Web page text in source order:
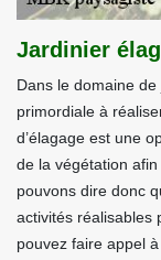
Jardinier
Dans le domaine
primordiale à
d’élagage est une
de la végétation
pouvons dire donc
activités réalisables
pouvez faire appel